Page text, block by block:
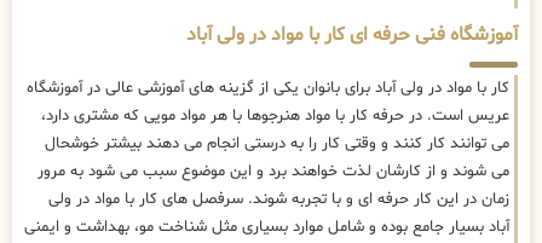
آموزشگاه فنی حرفه ای کار با مواد در ولی آباد
کار با مواد در ولی آباد برای بانوان یکی از گزینه های آموزشی عالی در آموزشگاه
عریس است. در حرفه کار با مواد هنرجوها با هر مواد مویی که مشتری دارد،
می توانند کار کنند و وقتی کار را به درستی انجام می دهند بیشتر خوشحال
می شوند و از کارشان لذت خواهند برد و این موضوع سبب می شود به مرور
زمان در این کار حرفه ای و با تجربه شوند. سرفصل های کار با مواد در ولی
آباد بسیار جامع بوده و شامل موارد بسیاری مثل شناخت مو، بهداشت و ایمنی